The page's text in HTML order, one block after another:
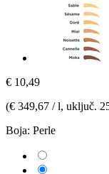
€ 10,49
(€ 349,67 / l, uključ.
Boja: Perle